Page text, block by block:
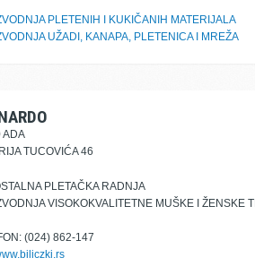
PLETENIH I KUKIČANIH MATERIJALA
UŽADI, KANAPA, PLETENICA I MREŽA
ADA
TUCOVIĆA 46
PLETAČKA RADNJA
VISOKOKVALITETNE MUŠKE I ŽENSKE
(024) 862-147